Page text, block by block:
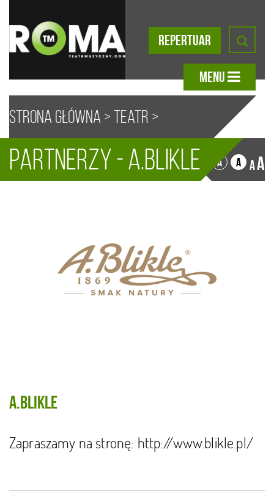
REPERTUAR
MENU
Strona główna >Teatr >
Partnerzy> A.Blikle A A AA
Partnerzy - A.Blikle
A.Blikle
Zapraszamy na stronę: http://www.blikle.pl/